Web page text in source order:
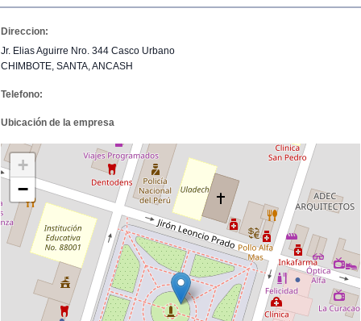
Direccion:
Jr. Elias Aguirre Nro. 344 Casco Urbano
CHIMBOTE, SANTA, ANCASH
Telefono:
Ubicación de la empresa
+
−